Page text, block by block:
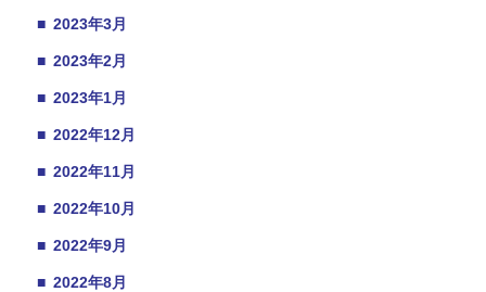
■ 2023年3月
■ 2023年2月
■ 2023年1月
■ 2022年12月
■ 2022年11月
■ 2022年10月
■ 2022年9月
■ 2022年8月